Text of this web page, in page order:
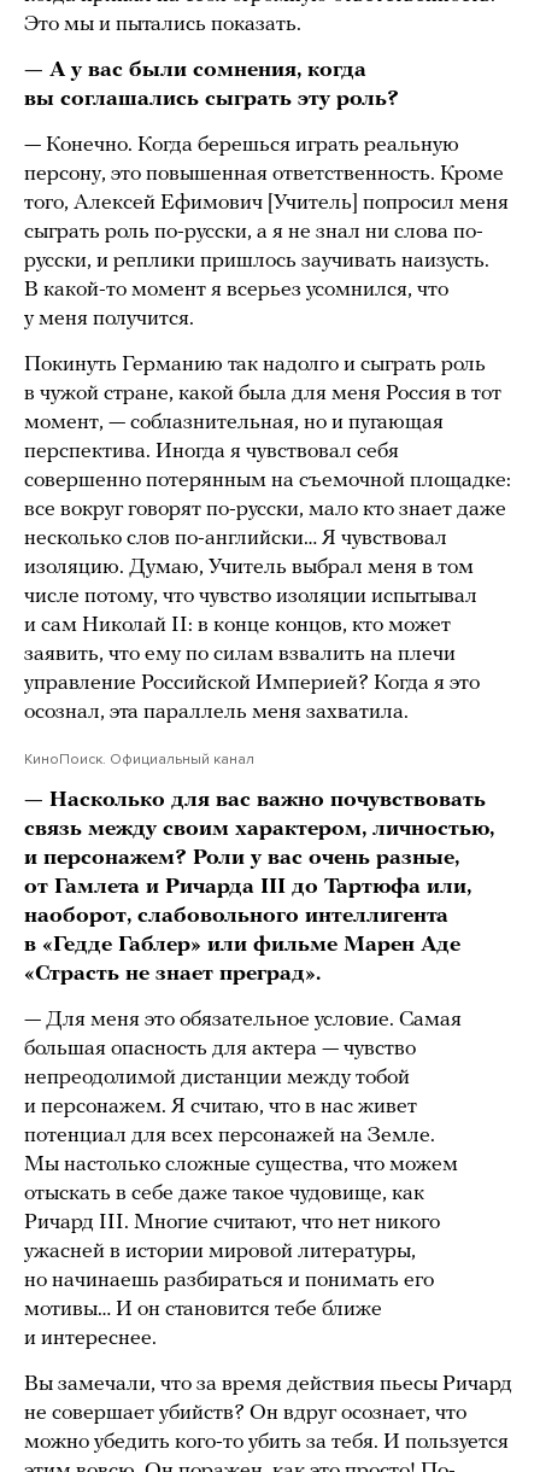
Это мы и пытались показать.
— А у вас были сомнения, когда
вы соглашались сыграть эту роль?
— Конечно. Когда берешься играть реальную
персону, это повышенная ответственность. Кроме
того, Алексей Ефимович [Учитель] попросил меня
сыграть роль по-русски, а я не знал ни слова по-
русски, и реплики пришлось заучивать наизусть.
В какой-то момент я всерьез усомнился, что
у меня получится.
Покинуть Германию так надолго и сыграть роль
в чужой стране, какой была для меня Россия в тот
момент, — соблазнительная, но и пугающая
перспектива. Иногда я чувствовал себя
совершенно потерянным на съемочной площадке:
все вокруг говорят по-русски, мало кто знает даже
несколько слов по-английски… Я чувствовал
изоляцию. Думаю, Учитель выбрал меня в том
числе потому, что чувство изоляции испытывал
и сам Николай II: в конце концов, кто может
заявить, что ему по силам взвалить на плечи
управление Российской Империей? Когда я это
осознал, эта параллель меня захватила.
КиноПоиск. Официальный канал
— Насколько для вас важно почувствовать
связь между своим характером, личностью,
и персонажем? Роли у вас очень разные,
от Гамлета и Ричарда III до Тартюфа или,
наоборот, слабовольного интеллигента
в «Гедде Габлер» или фильме Марен Аде
«Страсть не знает преград».
— Для меня это обязательное условие. Самая
большая опасность для актера — чувство
непреодолимой дистанции между тобой
и персонажем. Я считаю, что в нас живет
потенциал для всех персонажей на Земле.
Мы настолько сложные существа, что можем
отыскать в себе даже такое чудовище, как
Ричард III. Многие считают, что нет никого
ужасней в истории мировой литературы,
но начинаешь разбираться и понимать его
мотивы… И он становится тебе ближе
и интереснее.
Вы замечали, что за время действия пьесы Ричард
не совершает убийств? Он вдруг осознает, что
можно убедить кого-то убить за тебя. И пользуется